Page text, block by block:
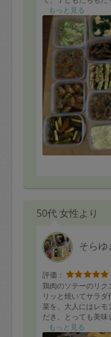
いお料理をたくさ
もっと見る
50代 女性より
そらゆ
評価：
鶏肉のソテーのリ
リッと焼いてサラ
菜を、大人にはレ
だき、とっても美
り用の野菜も嬉しい♡
もっと見る